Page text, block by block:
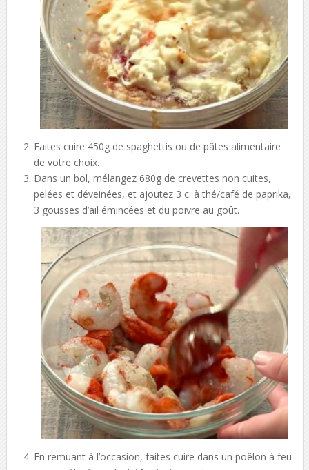
Faites cuire 450g de spaghettis ou de pâtes alimentaire
de votre choix.
Dans un bol, mélangez 680g de crevettes non cuites,
pelées et déveinées, et ajoutez 3 c. à thé/café de paprika,
3 gousses d’ail émincées et du poivre au goût.
En remuant à l’occasion, faites cuire dans un poêlon à feu